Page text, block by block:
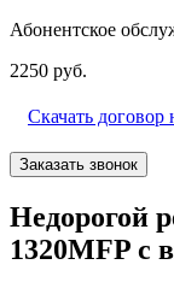
Абонентское
2250 руб.
Скачать
Заказать звонок
Недорогой
1320MFP с